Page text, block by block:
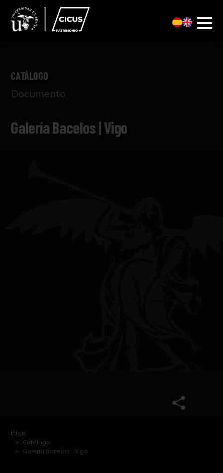
CATÁLOGO
Documento
Galería Bacelos | Vigo
Inicio
Catálogo
Galería Bacelos | Vigo